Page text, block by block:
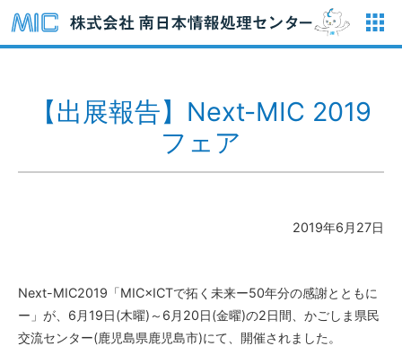
【出展報告】Next-MIC 2019
フェア
2019年6月27日
Next-MIC2019「MIC×ICTで拓く未来ー50年分の感謝とともに
ー」が、6月19日(木曜)～6月20日(金曜)の2日間、かごしま県民
交流センター(鹿児島県鹿児島市)にて、開催されました。